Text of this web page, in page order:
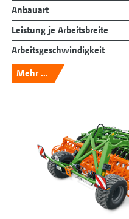
Anbauart
Leistung je Arbeitsbreite
Arbeitsgeschwindigkeit
Mehr ...